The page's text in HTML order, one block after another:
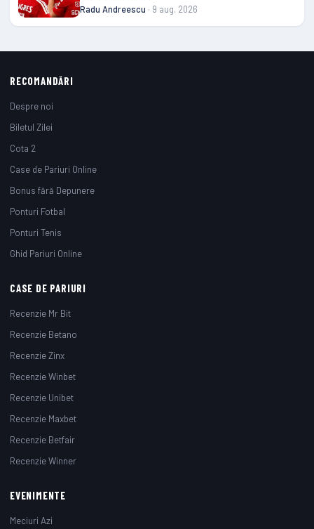
Radu Andreescu · 9 aug. 2026
RECOMANDĂRI
Despre noi
Biletul Zilei
Cota 2
Case de Pariuri Online
Bonus fără Depunere
Ponturi Fotbal
Ponturi Tenis
Ghid Pariuri Online
CASE DE PARIURI
Recenzie Mr Bit
Recenzie Betano
Recenzie Zinx
Recenzie Winbet
Recenzie Unibet
Recenzie Maxbet
Recenzie Betfair
Recenzie Winner
EVENIMENTE
Meciuri Azi